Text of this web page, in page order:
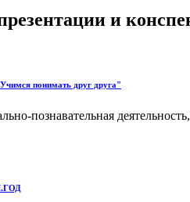
и
понимать друг друга"
познавательная